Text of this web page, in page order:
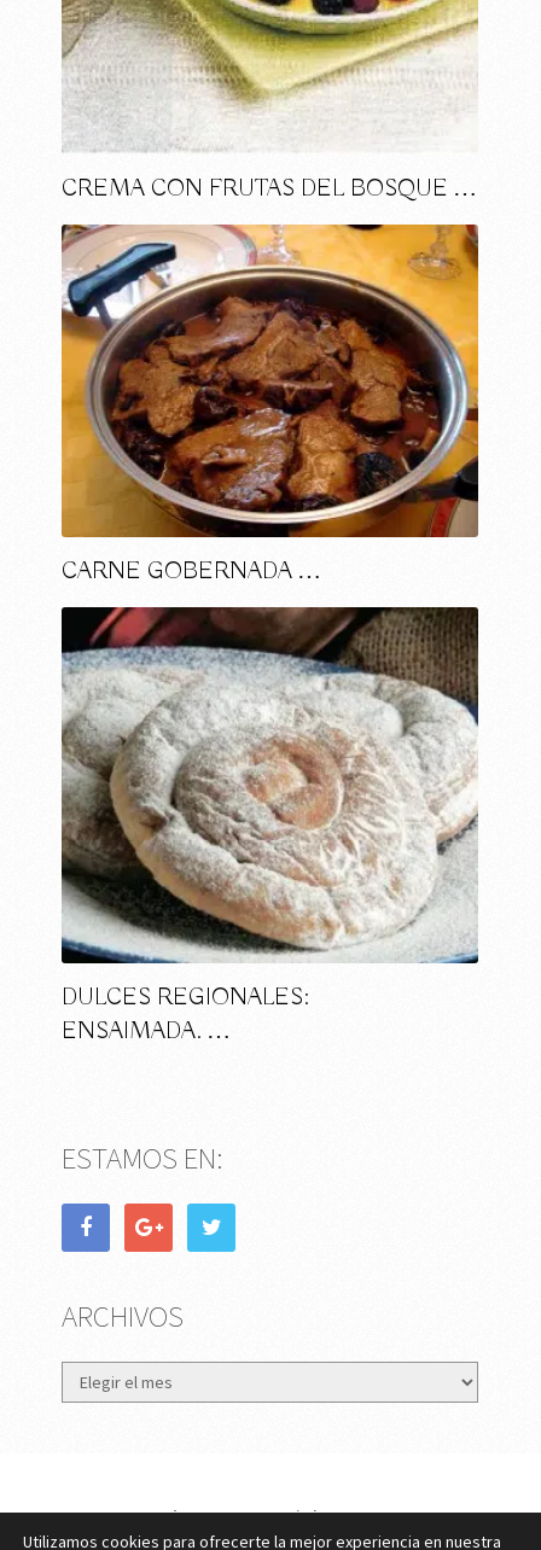
CREMA CON FRUTAS DEL BOSQUE …
CARNE GOBERNADA …
DULCES REGIONALES:
ENSAIMADA. …
ESTAMOS EN:
ARCHIVOS
Archivos
eMujer.comCopyright © 2026.
Utilizamos cookies para ofrecerte la mejor experiencia en nuestra